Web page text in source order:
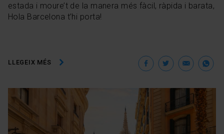
estada i moure’t de la manera més fàcil, ràpida i barata,
Hola Barcelona t’hi porta!
LLEGEIX MÉS Facebook
Twitter